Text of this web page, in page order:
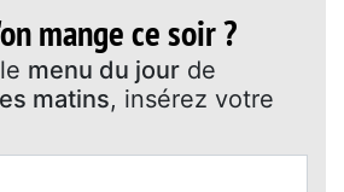
mange ce soir ?
menu du jour de
matins, insérez votre